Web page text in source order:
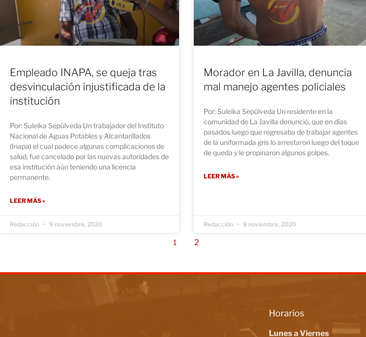
Empleado INAPA, se queja tras
desvinculación injustificada de la
institución
Por: Suleika Sepúlveda Un trabajador del Instituto
Nacional de Aguas Potables y Alcantarillados
(Inapa) el cual padece algunas complicaciones de
salud, fue cancelado por las nuevas autoridades de
esa institución aún teniendo una licencia
permanente.
LEER MÁS »
Redacción 9 noviembre, 2020
Morador en La Javilla, denuncia
mal manejo agentes policiales
Por: Suleika Sepúlveda Un residente en la
comunidad de La Javilla denunció, que en días
pasados luego que regresaba de trabajar agentes
de la uniformada gris lo arrestaron luego del toque
de queda y le propinaron algunos golpes.
LEER MÁS »
Redacción 9 noviembre, 2020
1 2
Horarios
Lunes a Viernes